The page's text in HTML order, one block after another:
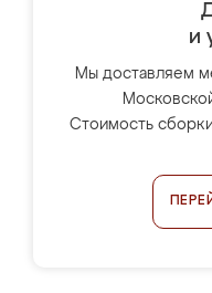
и
Мы доставляем
Стоимость